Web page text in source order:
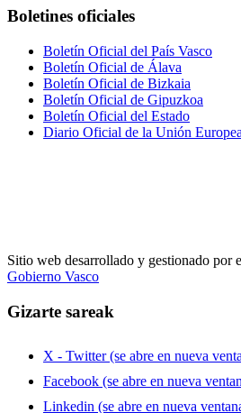
Boletines oficiales
Boletín Oficial del País Vasco
Boletín Oficial de Álava
Boletín Oficial de Bizkaia
Boletín Oficial de Gipuzkoa
Boletín Oficial del Estado
Diario Oficial de la Unión Europea
Sitio web desarrollado y gestionado por
Gobierno Vasco
Gizarte sareak
X - Twitter (se abre en nueva
Facebook (se abre en nueva
Linkedin (se abre en nueva